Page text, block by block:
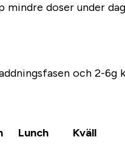
doser under
och 2-6g
Lunch Kväll